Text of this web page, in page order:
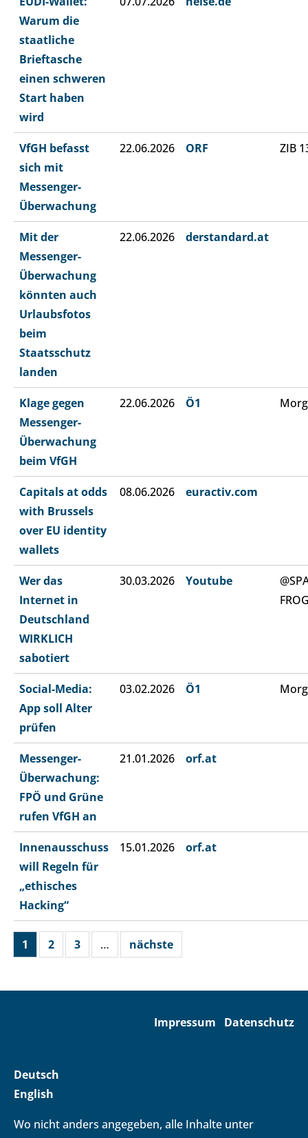
Warum die
staatliche
Brieftasche
einen schweren
Start haben
wird
VfGH befasst
sich mit
Messenger-
Überwachung
22.06.2026 ORF ZIB
Mit der
Messenger-
Überwachung
könnten auch
Urlaubsfotos
beim
Staatsschutz
landen
22.06.2026 derstandard.at
Klage gegen
Messenger-
Überwachung
beim VfGH
22.06.2026 Ö1
Capitals at odds
with Brussels
over EU identity
wallets
08.06.2026 euractiv.com
Wer das
Internet in
Deutschland
WIRKLICH
sabotiert
30.03.2026 Youtube
Social-Media:
App soll Alter
prüfen
03.02.2026 Ö1
Messenger-
Überwachung:
FPÖ und Grüne
rufen VfGH an
21.01.2026 orf.at
Innenausschuss
will Regeln für
„ethisches
Hacking“
15.01.2026 orf.at
1 2 3 … nächste
Impressum Datenschutz
Deutsch
English
Wo nicht anders angegeben, alle Inhalte unter